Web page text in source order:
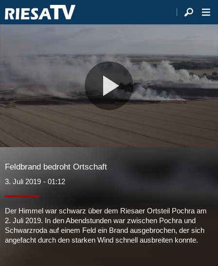
Video
Feldbrand bedroht Ortschaft
3. Juli 2019 - 01:12
Der Himmel war schwarz über dem Riesaer Ortsteil Pochra am
2. Juli 2019. In den Abendstunden war zwischen Pochra und
Schwarzroda auf einem Feld ein Brand ausgebrochen, der sich
angefacht durch den starken Wind schnell ausbreiten konnte.